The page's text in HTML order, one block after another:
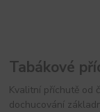
Tabákové
Kvalitní příchutě od
dochucování